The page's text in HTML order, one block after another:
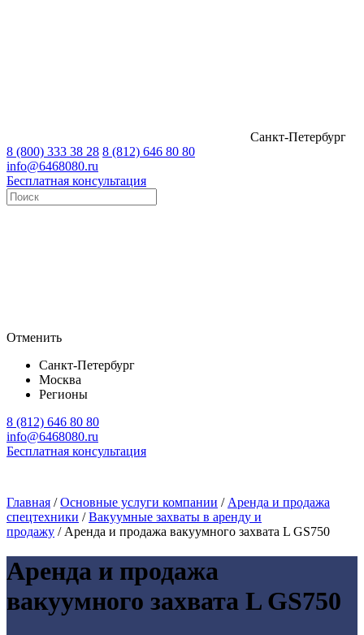
Санкт-Петербург
8 (800) 333 38 28 8 (812) 646 80 80
info@6468080.ru
Бесплатная консультация
Отменить
Санкт-Петербург
Москва
Регионы
8 (812) 646 80 80
info@6468080.ru
Бесплатная консультация
Главная /Основные услуги компании / Аренда и продажа
спецтехники /Вакуумные захваты в аренду и
продажу / Аренда и продажа вакуумного захвата L GS750
Аренда и продажа
вакуумного захвата L GS750